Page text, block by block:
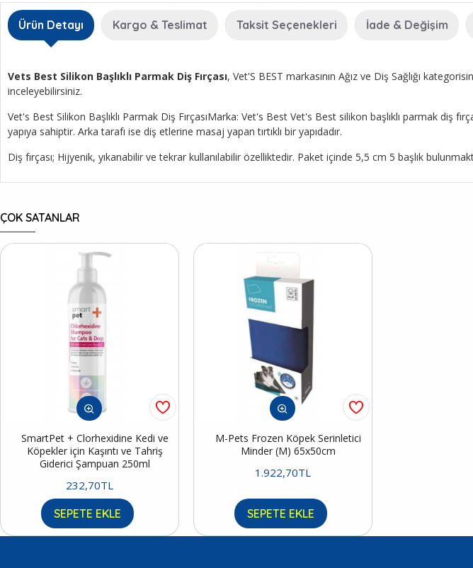
Ürün Detayı Kargo & Teslimat Taksit Seçenekleri İade & Değişim
Vets Best Silikon Başlıklı Parmak Diş Fırçası, Vet'S BEST markasının Ağız ve Diş Sağlığı
inceleyebilirsiniz.
Vet's Best Silikon Başlıklı Parmak Diş FırçasıMarka: Vet's Best Vet's Best silikon başlıklı parmak diş
yapıya sahiptir. Arka tarafı ise diş etlerine masaj yapan tırtıklı bir yapıdadır.
Diş fırçası; Hijyenik, yıkanabilir ve tekrar kullanılabilir özelliktedir. Paket içinde 5,5 cm 5 başlık
ÇOK SATANLAR
SmartPet + Clorhexidine Kedi ve
Köpekler için Kaşıntı ve Tahriş
Giderici Şampuan 250ml
232,70TL
SEPETE EKLE
M-Pets Frozen Köpek Serinletici
Minder (M) 65x50cm
1.922,70TL
SEPETE EKLE